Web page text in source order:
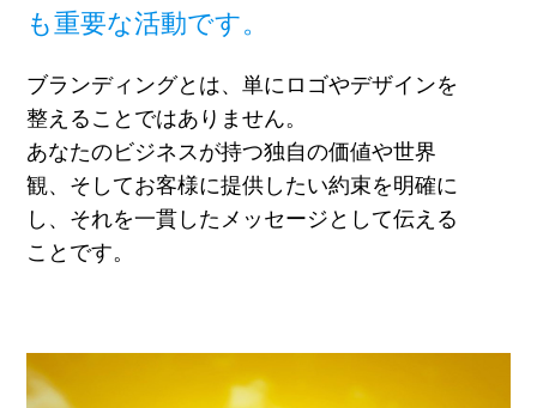
も重要な活動です。
ブランディングとは、単にロゴやデザインを
整えることではありません。
あなたのビジネスが持つ独自の価値や世界
観、そしてお客様に提供したい約束を明確に
し、それを一貫したメッセージとして伝える
ことです。